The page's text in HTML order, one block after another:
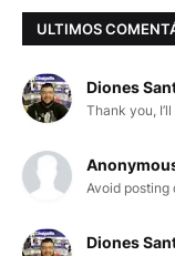
ULTIMOS
Diones
Thank you,
Avoid posting
Diones